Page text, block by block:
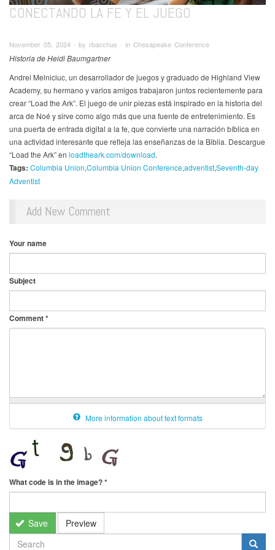
CONECTANDO LA FE Y EL JUEGO
November 05, 2024 ∙ by rbacchus ∙ in Chesapeake Conference
Historia de Heidi Baumgartner
Andrei Melniciuc, un desarrollador de juegos y graduado de Highland View
Academy, su hermano y varios amigos trabajaron juntos recientemente para
crear “Load the Ark”. El juego de unir piezas está inspirado en la historia del
arca de Noé y sirve como algo más que una fuente de entretenimiento. Es
una puerta de entrada digital a la fe, que convierte una narración bíblica en
una actividad interesante que refleja las enseñanzas de la Biblia. Descargue
“Load the Ark” en loadtheark.com/download.
Tags: Columbia Union Columbia Union ConferenceadventistSeventh-day
Adventist
Add New Comment
Your name
Subject
Comment*
More information about text formats
What code is in the image?*
Save Preview
SEARCH